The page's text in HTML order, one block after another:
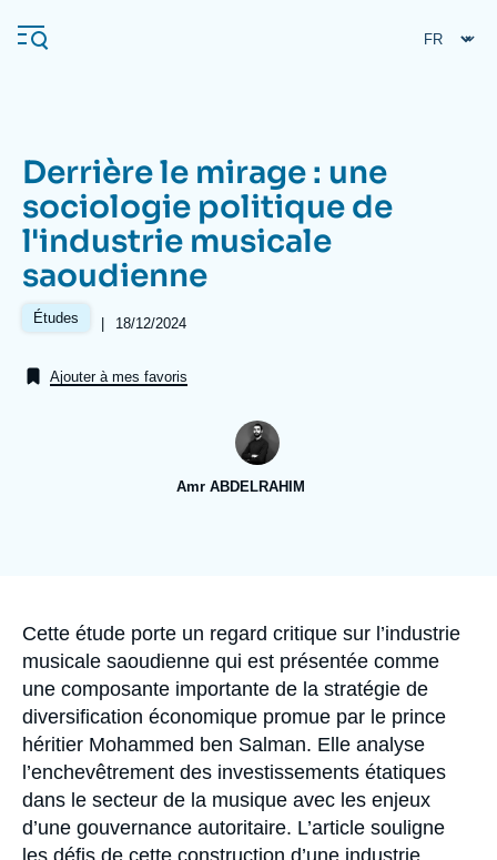
au
contenu
Navigation
principale
L'Ifri
Analyses
Derrière le mirage : une
sociologie politique de
l'industrie musicale
saoudienne
Études |
Date
publication
18/12/2024
Ajouter à mes favoris
Amr ABDELRAHIM
Accroche
Cette étude porte un regard critique sur l’industrie
musicale saoudienne qui est présentée comme
une composante importante de la stratégie de
diversification économique promue par le prince
héritier Mohammed ben Salman. Elle analyse
l’enchevêtrement des investissements étatiques
dans le secteur de la musique avec les enjeux
d’une gouvernance autoritaire. L’article souligne
les défis de cette construction d’une industrie